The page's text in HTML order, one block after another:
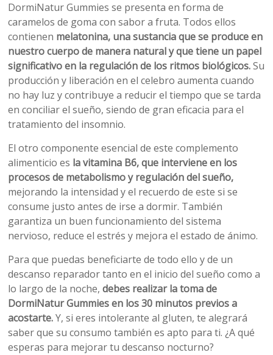
DormiNatur Gummies se presenta en forma de
caramelos de goma con sabor a fruta. Todos ellos
contienen melatonina, una sustancia que se produce en
nuestro cuerpo de manera natural y que tiene un papel
significativo en la regulación de los ritmos biológicos.Su
producción y liberación en el celebro aumenta cuando
no hay luz y contribuye a reducir el tiempo que se tarda
en conciliar el sueño, siendo de gran eficacia para el
tratamiento del insomnio.
El otro componente esencial de este complemento
alimenticio es la vitamina B6, que interviene en los
procesos de metabolismo y regulación del sueño,
mejorando la intensidad y el recuerdo de este si se
consume justo antes de irse a dormir. También
garantiza un buen funcionamiento del sistema
nervioso, reduce el estrés y mejora el estado de ánimo.
Para que puedas beneficiarte de todo ello y de un
descanso reparador tanto en el inicio del sueño como a
lo largo de la noche,debes realizar la toma de
DormiNatur Gummies en los 30 minutos previos a
acostarte.Y, si eres intolerante al gluten, te alegrará
saber que su consumo también es apto para ti. ¿A qué
esperas para mejorar tu descanso nocturno?